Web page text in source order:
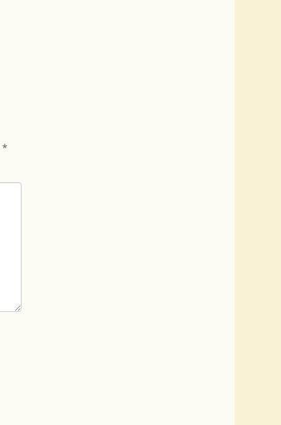
*